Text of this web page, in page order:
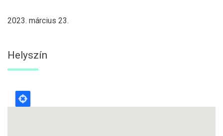
2023. március 23.
Helyszín